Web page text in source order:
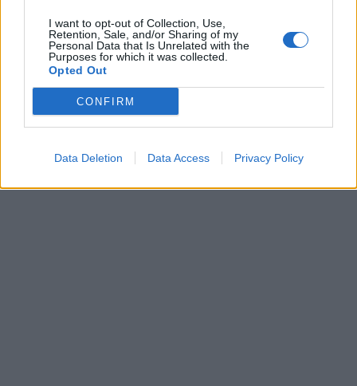
I want to opt-out of Collection, Use,
Retention, Sale, and/or Sharing of my
Personal Data that Is Unrelated with the
Purposes for which it was collected.
Opted Out
CONFIRM
Data Deletion Data Access Privacy Policy
Trumpas sureagavo į
suteikti papildomą karinę
Kaip Rusijos balistinės
Ukrainos oro gynybos